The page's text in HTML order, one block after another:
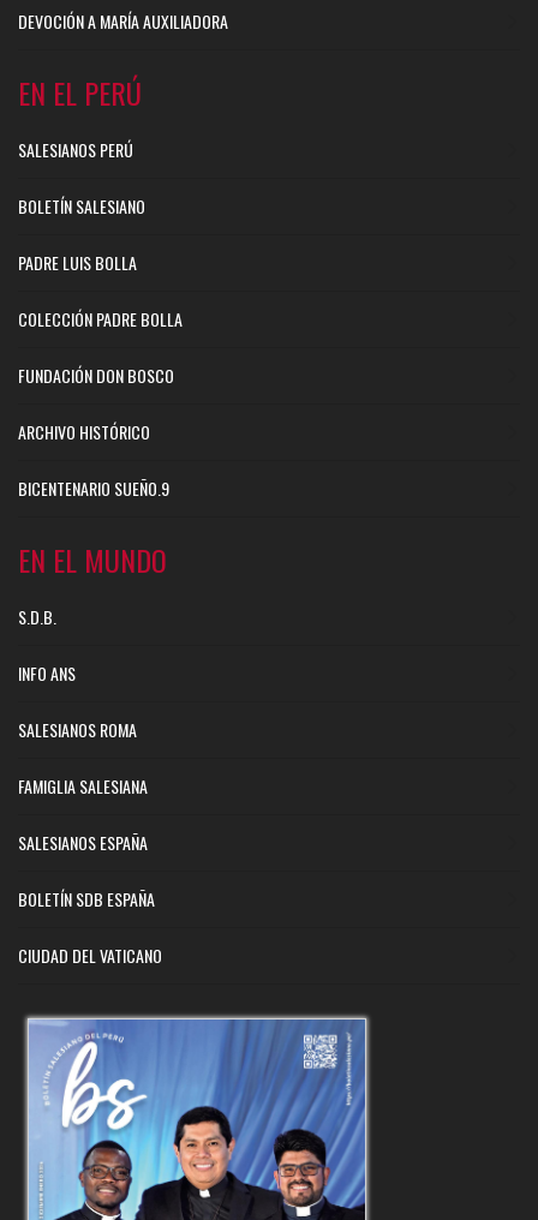
DEVOCIÓN A MARÍA AUXILIADORA
EN EL PERÚ
SALESIANOS PERÚ
BOLETÍN SALESIANO
PADRE LUIS BOLLA
COLECCIÓN PADRE BOLLA
FUNDACIÓN DON BOSCO
ARCHIVO HISTÓRICO
BICENTENARIO SUEÑO.9
EN EL MUNDO
S.D.B.
INFO ANS
SALESIANOS ROMA
FAMIGLIA SALESIANA
SALESIANOS ESPAÑA
BOLETÍN SDB ESPAÑA
CIUDAD DEL VATICANO